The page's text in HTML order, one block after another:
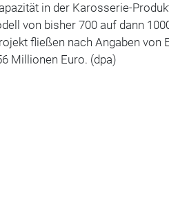
in der Karosserie-
von bisher 700 auf dann
fließen nach Angaben von
Millionen Euro. (dpa)